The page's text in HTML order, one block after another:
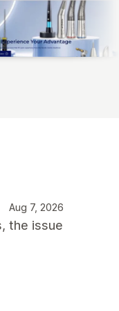
Aug 7, 2026
the issue